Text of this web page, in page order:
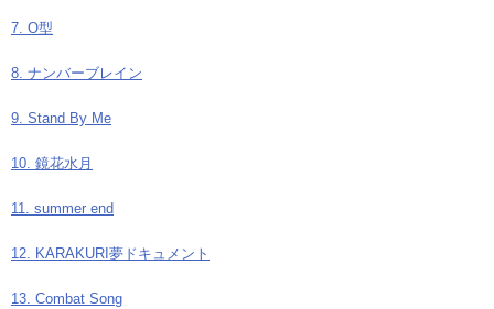
7. O型
8. ナンバーブレイン
9. Stand By Me
10. 鏡花水月
11. summer end
12. KARAKURI夢ドキュメント
13. Combat Song